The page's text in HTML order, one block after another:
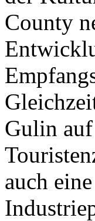
County
Gulin
auch